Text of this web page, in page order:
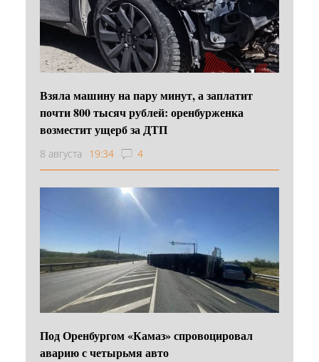
Взяла машину на пару минут, а заплатит
почти 800 тысяч рублей: оренбурженка
возместит ущерб за ДТП
8 августа 19:34 4
Под Оренбургом «Камаз» спровоцировал
аварию с четырьмя авто